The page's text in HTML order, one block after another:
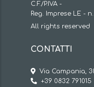
C.F./P.IVA -
Reg. Imprese LE -
All rights reserved
CONTATTI
Via Campania,
+39 0832 791015